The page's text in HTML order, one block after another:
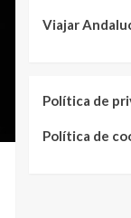
Viajar
Política de
Política de